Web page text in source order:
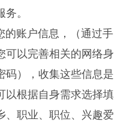
。
账户信息，（通过手
可以完善相关的网络身
码），收集这些信息是
以根据自身需求选择填
、职业、职位、兴趣爱